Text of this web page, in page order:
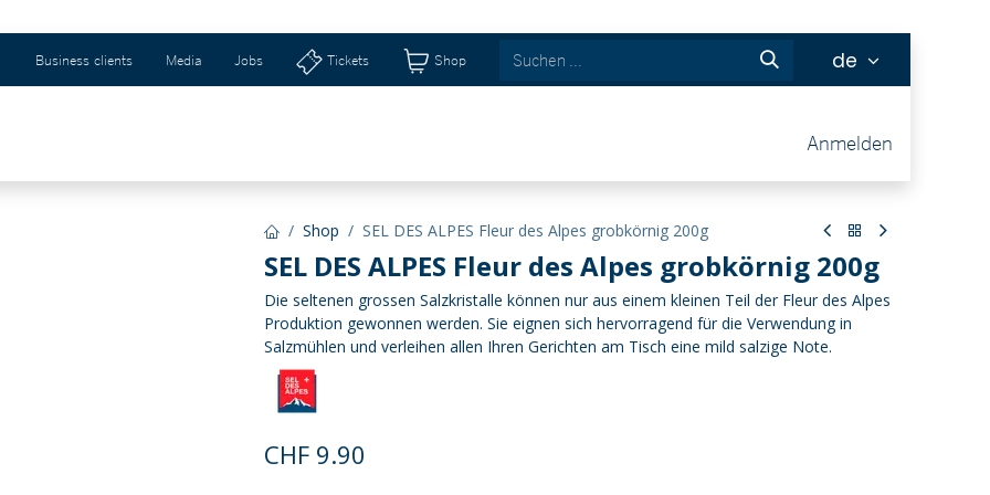
Business clients Media Jobs Tickets Shop de
Anmelden
Shop SEL DES ALPES Fleur des Alpes grobkörnig 200g
SEL DES ALPES Fleur des Alpes grobkörnig 200g
Die seltenen grossen Salzkristalle können nur aus einem kleinen Teil der Fleur des Alpes
Produktion gewonnen werden. Sie eignen sich hervorragend für die Verwendung in
Salzmühlen und verleihen allen Ihren Gerichten am Tisch eine mild salzige Note.
CHF 9.90